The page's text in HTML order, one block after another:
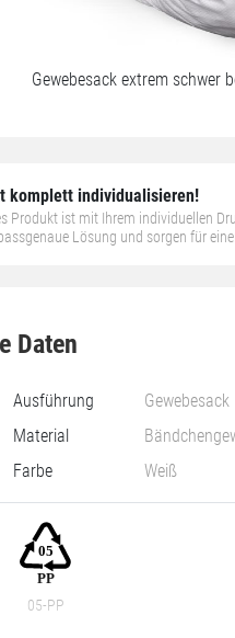
Gewebesack extrem schwer
komplett individualisieren!
Produkt ist mit Ihrem individuellen
Lösung und sorgen für
Daten
Ausführung
Gewebesack
Material
Farbe
Weiß
05-PP